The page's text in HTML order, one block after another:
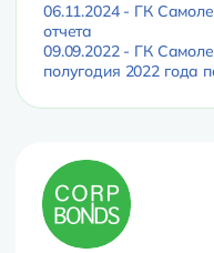
06.11.2024 - ГК
отчета
09.09.2022 - ГК
полугодия 2022 года